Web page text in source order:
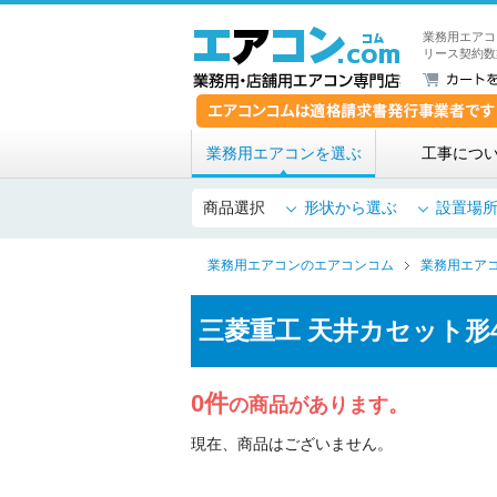
業務用エア
リース契約
業務用エアコンを選ぶ 工事につ
商品選択 形状から選ぶ 設置場
業務用エアコンのエアコンコム 業務用エア
三菱重工 天井カセット
0件の商品があります。
現在、商品はございません。